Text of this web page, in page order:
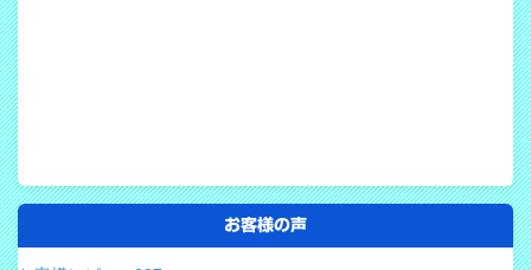
お客様の声